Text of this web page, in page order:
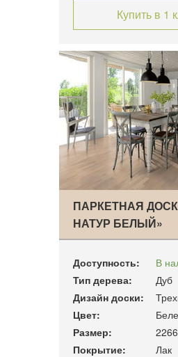
Купить в 1
ПАРКЕТНАЯ
НАТУР БЕЛЫЙ»
Доступность:
В
Тип дерева:
Дуб
Дизайн доски:
Цвет:
Размер:
Покрытие:
Лак